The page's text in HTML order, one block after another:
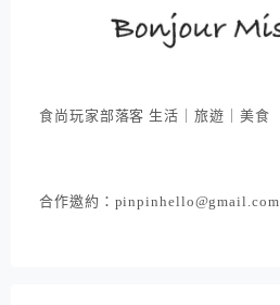
食尚玩家部落客 生活｜旅遊｜美食
合作邀約：pinpinhello@gmail.com